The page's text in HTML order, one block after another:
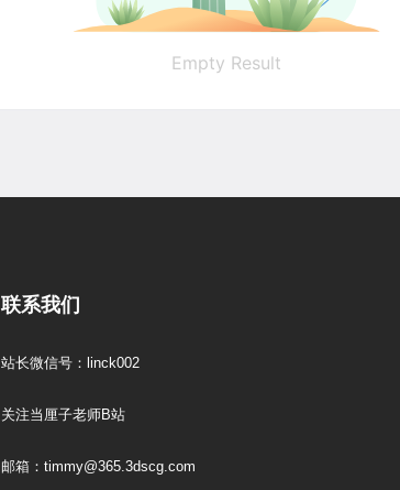
Empty Result
联系我们
站长微信号：linck002
关注当厘子老师B站
邮箱：timmy@365.3dscg.com